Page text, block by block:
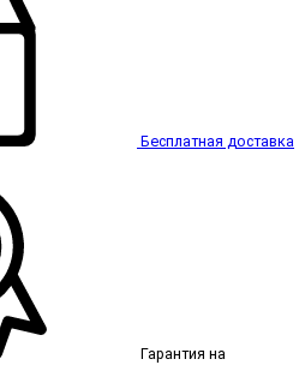
Бесплатная доставка
Гарантия на